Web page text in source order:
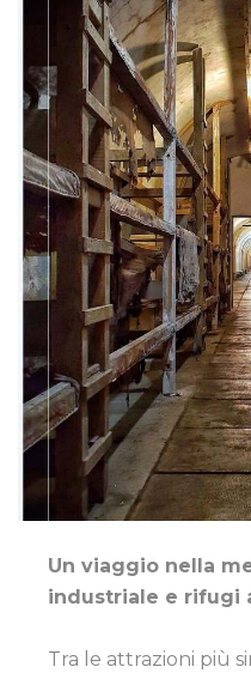
Un viaggio nella
industriale e rifugi
Tra le attrazioni più